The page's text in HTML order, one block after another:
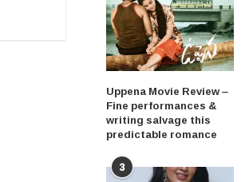
Uppena Movie Review –
Fine performances &
writing salvage this
predictable romance
3